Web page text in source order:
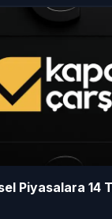
Piyasalara 14